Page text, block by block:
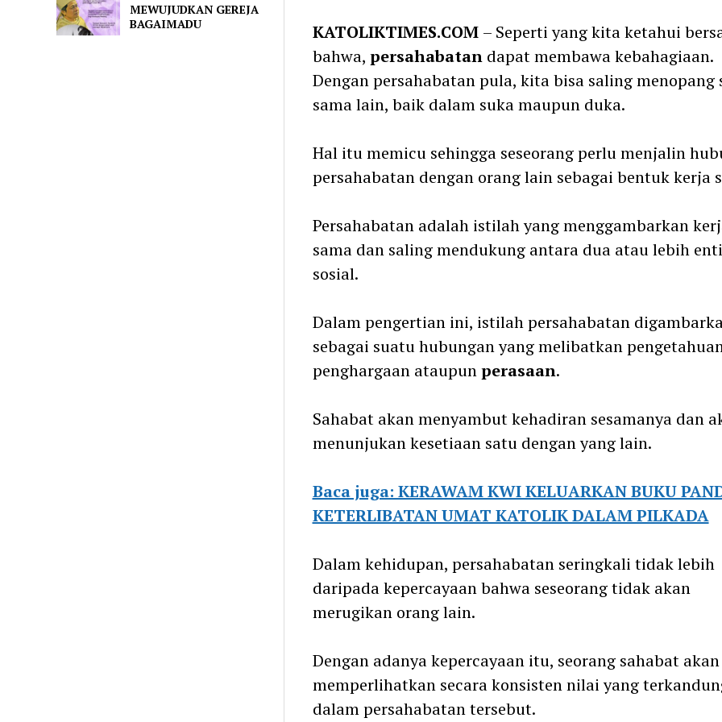
MEWUJUDKAN GEREJA
BAGAIMADU
KATOLIKTIMES.COM – Seperti yang kita ketahui
bahwa, persahabatandapat membawa kebahagiaan.
Dengan persahabatan pula, kita bisa saling menopang
sama lain, baik dalam suka maupun duka.
Hal itu memicu sehingga seseorang perlu menjalin
persahabatan dengan orang lain sebagai bentuk kerja
Persahabatan adalah istilah yang menggambarkan
sama dan saling mendukung antara dua atau lebih
sosial.
Dalam pengertian ini, istilah persahabatan
sebagai suatu hubungan yang melibatkan
penghargaan ataupunperasaan.
Sahabat akan menyambut kehadiran sesamanya dan
menunjukan kesetiaan satu dengan yang lain.
Baca juga: KERAWAM KWI KELUARKAN BUKU
KETERLIBATAN UMAT KATOLIK DALAM PILKADA
Dalam kehidupan, persahabatan seringkali tidak lebih
daripada kepercayaan bahwa seseorang tidak akan
merugikan orang lain.
Dengan adanya kepercayaan itu, seorang sahabat akan
memperlihatkan secara konsisten nilai yang
dalam persahabatan tersebut.